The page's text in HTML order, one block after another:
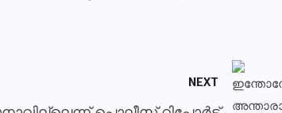
NEXT